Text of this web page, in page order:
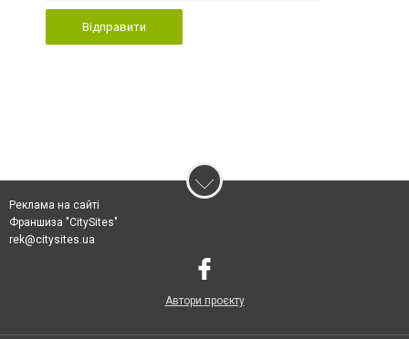
Відправити
Реклама на сайті
Франшиза "CitySites"
rek@citysites.ua
Автори проєкту